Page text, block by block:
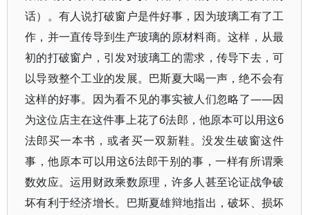
话）。有人说打破窗户是件好事，因为玻璃工有了工
作，并一直传导到生产玻璃的原材料商。这样，从最
初的打破窗户，引发对玻璃工的需求，传导下去，可
以导致整个工业的发展。巴斯夏大喝一声，绝不会有
这样的好事。因为看不见的事实被人们忽略了——因
为这位店主在这件事上花了6法郎，他原本可以用这6
法郎买一本书，或者买一双新鞋。没发生破窗这件
事，他原本可以用这6法郎干别的事，一样有所谓乘
数效应。运用财政乘数原理，许多人甚至论证战争破
坏有利于经济增长。巴斯夏雄辩地指出，破坏、损坏